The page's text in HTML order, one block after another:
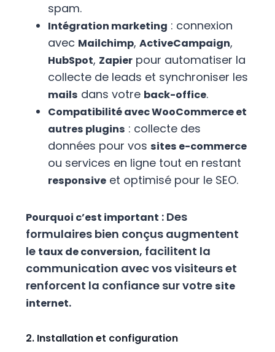
spam.
Intégration marketing : connexion
avec Mailchimp, ActiveCampaign,
HubSpot, Zapierpour automatiser la
collecte de leads et synchroniser les
mails dans votre back-office.
Compatibilité avec WooCommerce et
autres plugins : collecte des
données pour vos sites e-commerce
ou services en ligne tout en restant
responsiveet optimisé pour le SEO.
Pourquoi c’est important : Des
formulaires bien conçus augmentent
le taux de conversion, facilitent la
communication avec vos visiteurs et
renforcent la confiance sur votresite
internet.
2. Installation et configuration